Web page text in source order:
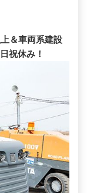
＆車両系建設
祝休み！